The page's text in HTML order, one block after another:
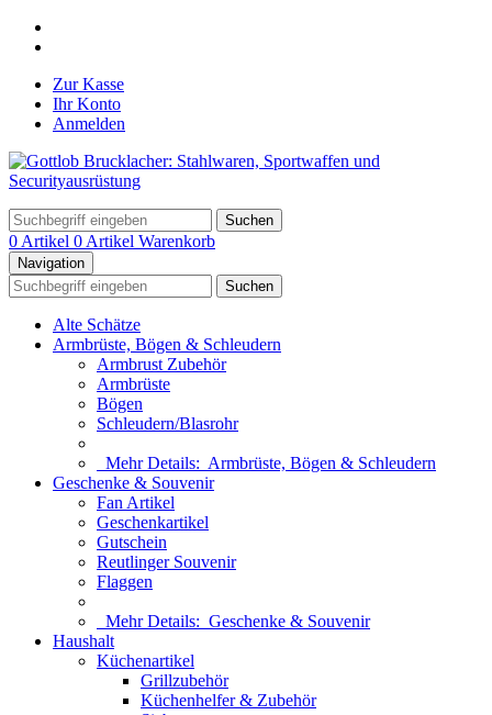
Zur Kasse
Ihr Konto
Anmelden
Suchen
0 Artikel 0 Artikel Warenkorb
Navigation
Suchen
Alte Schätze
Armbrüste, Bögen & Schleudern
Armbrust Zubehör
Armbrüste
Bögen
Schleudern/Blasrohr
Mehr Details: Armbrüste, Bögen & Schleudern
Geschenke & Souvenir
Fan Artikel
Geschenkartikel
Gutschein
Reutlinger Souvenir
Flaggen
Mehr Details: Geschenke & Souvenir
Haushalt
Küchenartikel
Grillzubehör
Küchenhelfer & Zubehör